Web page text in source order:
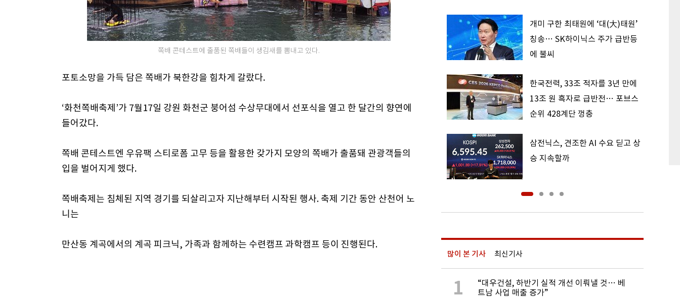
쪽배 콘테스트에 출품된 쪽배들이 생김새를 뽐내고 있다.
포토소망을 가득 담은 쪽배가 북한강을 힘차게 갈랐다.
‘화천쪽배축제’가 7월17일 강원 화천군 붕어섬 수상무대에서 선포식을 열고 한 달간의 향연에
들어갔다.
쪽배 콘테스트엔 우유팩 스티로폼 고무 등을 활용한 갖가지 모양의 쪽배가 출품돼 관광객들의
입을 벌어지게 했다.
쪽배축제는 침체된 지역 경기를 되살리고자 지난해부터 시작된 행사. 축제 기간 동안 산천어 노
니는
만산동 계곡에서의 계곡 피크닉, 가족과 함께하는 수련캠프 과학캠프 등이 진행된다.
개미 구한 최태원에 ‘대(大)태원’
칭송… SK하이닉스 주가 급반등
에 불씨
한국전력, 33조 적자를 3년 만에
13조 원 흑자로 급반전… 포브스
순위 428계단 껑충
삼전닉스, 견조한 AI 수요 딛고 상
승 지속할까
많이 본 기사 최신기사
1
“대우건설, 하반기 실적 개선 이뤄낼 것… 베
트남 사업 매출 증가”